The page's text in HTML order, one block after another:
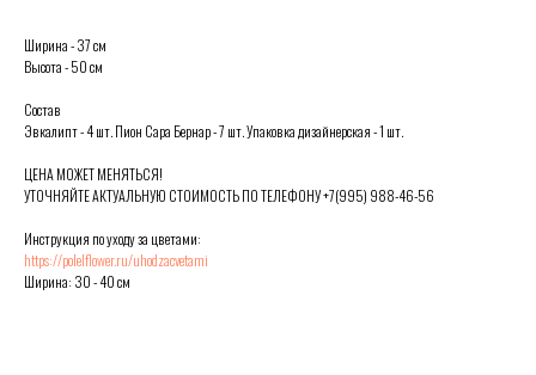
Ширина - 37 см
Высота - 50 см
Состав
Эвкалипт - 4 шт. Пион Сара Бернар - 7 шт. Упаковка дизайнерская - 1 шт.
ЦЕНА МОЖЕТ МЕНЯТЬСЯ!
УТОЧНЯЙТЕ АКТУАЛЬНУЮ СТОИМОСТЬ ПО ТЕЛЕФОНУ +7(995) 988-46-56
Инструкция по уходу за цветами:
https://polelflower.ru/uhodzacvetami
Ширина: 30 - 40 см